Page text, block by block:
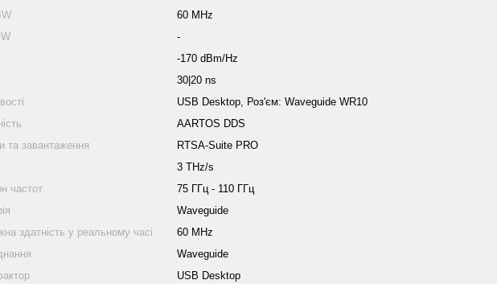
60 MHz
-
-170 dBm/Hz
30|20 ns
USB Desktop, Роз'єм: Waveguide WR10
AARTOS DDS
та завантаження
RTSA-Suite PRO
3 THz/s
частот
75 ГГц - 110 ГГц
Waveguide
здатність у реальному часі
60 MHz
Waveguide
USB Desktop